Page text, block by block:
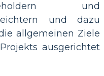
und
und dazu
allgemeinen Ziele
ausgerichtet